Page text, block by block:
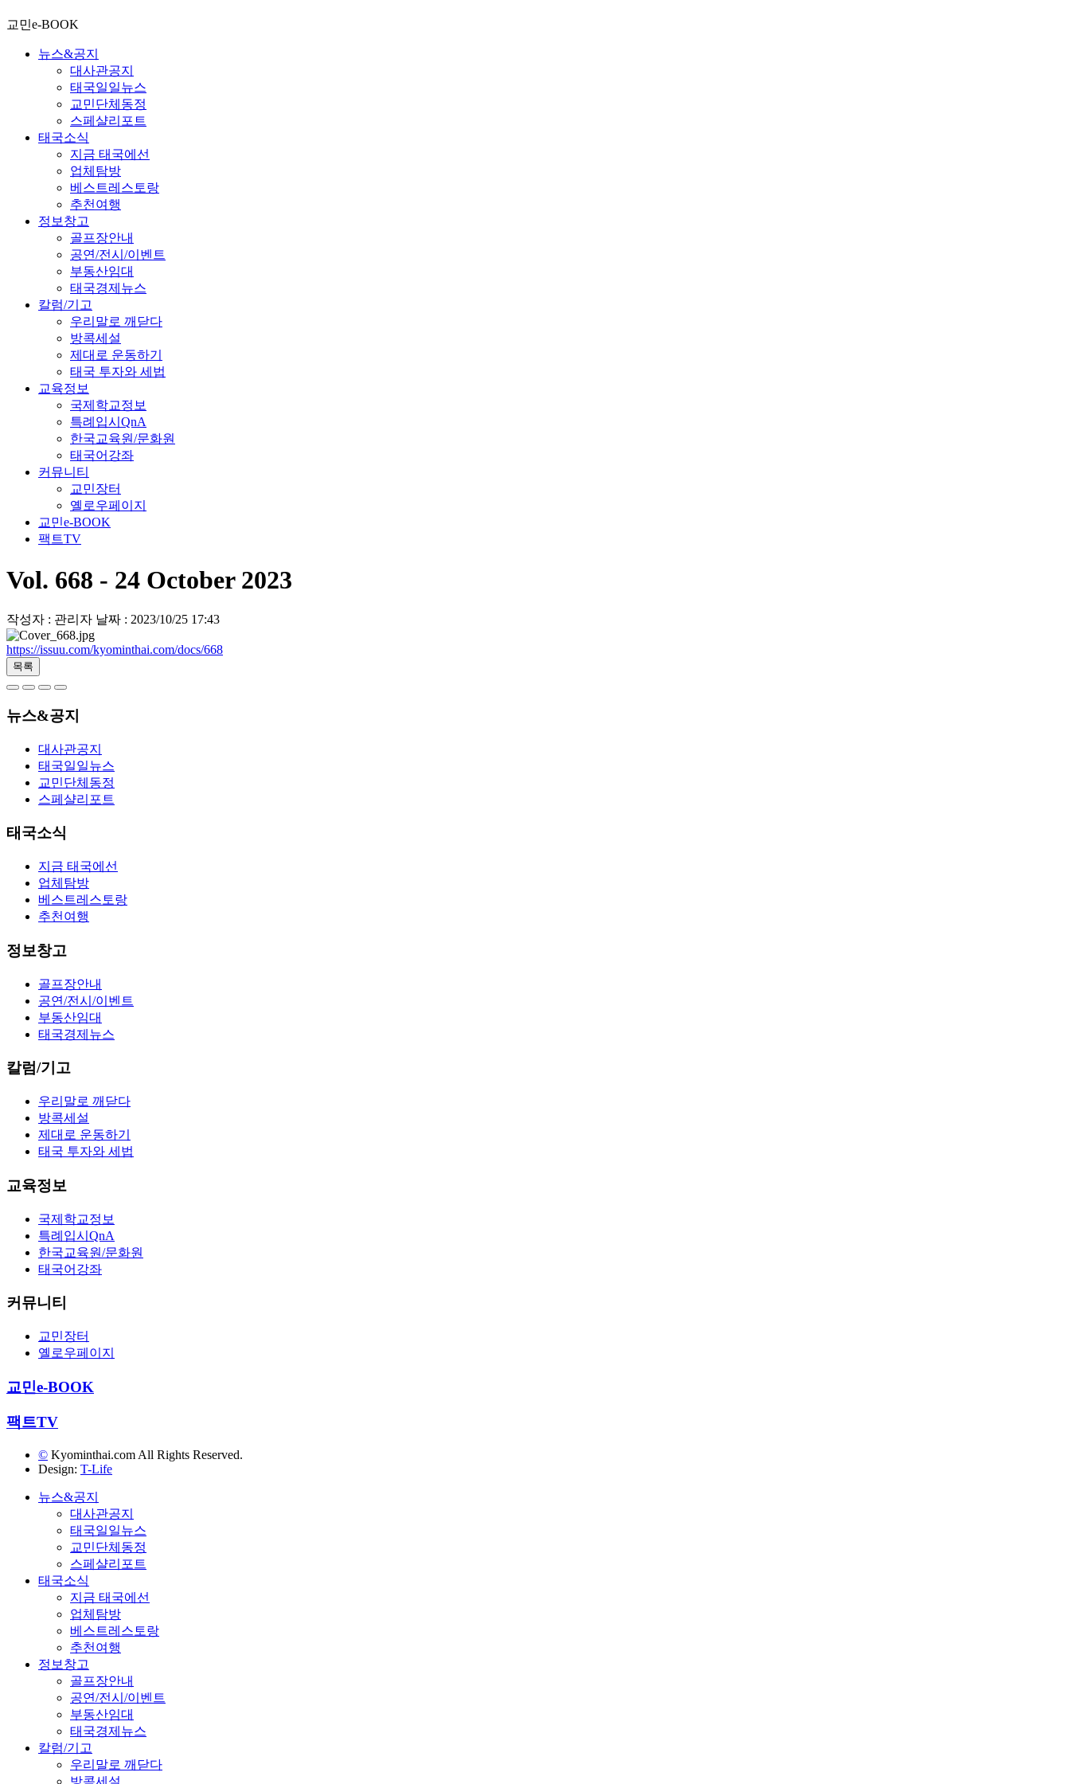
교민e-BOOK
뉴스&공지
대사관공지
태국일일뉴스
교민단체동정
스페샬리포트
태국소식
지금 태국에선
업체탐방
베스트레스토랑
추천여행
정보창고
골프장안내
공연/전시/이벤트
부동산임대
태국경제뉴스
칼럼/기고
우리말로 깨닫다
방콕세설
제대로 운동하기
태국 투자와 세법
교육정보
국제학교정보
특례입시QnA
한국교육원/문화원
태국어강좌
커뮤니티
교민장터
옐로우페이지
교민e-BOOK
팩트TV
Vol. 668 - 24 October 2023
작성자 : 관리자 날짜 : 2023/10/25 17:43
https://issuu.com/kyominthai.com/docs/668
목록
뉴스&공지
대사관공지
태국일일뉴스
교민단체동정
스페샬리포트
태국소식
지금 태국에선
업체탐방
베스트레스토랑
추천여행
정보창고
골프장안내
공연/전시/이벤트
부동산임대
태국경제뉴스
칼럼/기고
우리말로 깨닫다
방콕세설
제대로 운동하기
태국 투자와 세법
교육정보
국제학교정보
특례입시QnA
한국교육원/문화원
태국어강좌
커뮤니티
교민장터
옐로우페이지
교민e-BOOK
팩트TV
© Kyominthai.com All Rights Reserved.
Design: T-Life
뉴스&공지
대사관공지
태국일일뉴스
교민단체동정
스페샬리포트
태국소식
지금 태국에선
업체탐방
베스트레스토랑
추천여행
정보창고
골프장안내
공연/전시/이벤트
부동산임대
태국경제뉴스
칼럼/기고
우리말로 깨닫다
방콕세설